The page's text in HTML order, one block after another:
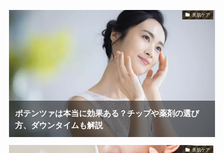
美肌ケア
ポテンツァは本当に効果ある？チップや薬剤の選び
方、ダウンタイムも解説
美肌ケア